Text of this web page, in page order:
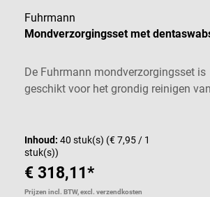
Fuhrmann
Mondverzorgingsset met
De Fuhrmann mondverzorgingsset is
geschikt voor het grondig reinigen van
dentaswabs, verschillende schaaltjes
een etiket voor patiëntenidentificatie
efficiënte hygiëne en verzorging.
Productdetails Voor het reinigen van de
Inhoud: 40 stuk(s) (€ 7,95 / 1
stuk(s))
€ 318,11*
Prijzen incl. BTW, excl. verzendkosten